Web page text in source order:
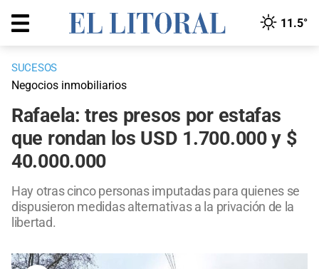
11.5°
SUCESOS
Negocios inmobiliarios
Rafaela: tres presos por estafas
que rondan los USD 1.700.000 y $
40.000.000
Hay otras cinco personas imputadas para quienes se
dispusieron medidas alternativas a la privación de la
libertad.